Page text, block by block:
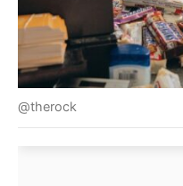
@therock